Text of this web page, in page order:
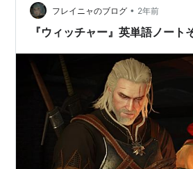
フレイニャのブログ • 2年前
『ウィッチャー』英単語ノート